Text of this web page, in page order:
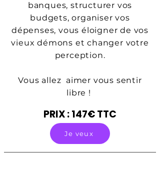
banques, structurer vos
budgets, organiser vos
dépenses, vous éloigner de vos
vieux démons et changer votre
perception.
Vous allez aimer vous sentir
libre !
PRIX : 147€ TTC
Je veux